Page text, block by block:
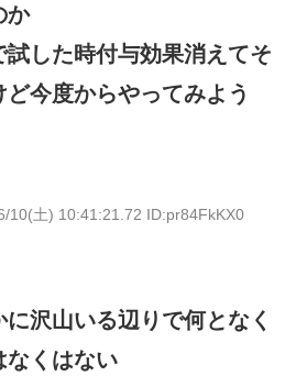
か
した時付与効果消えてそ
今度からやってみよう
10(土) 10:41:21.72 ID:pr84FkKX0
沢山いる辺りで何となく
なくはない